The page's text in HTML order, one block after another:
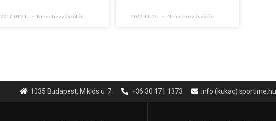
2017.04.21. Nincs hozzászólás 2022.11.07. Nincs hozzászólás
1035 Budapest, Miklós u. 7. +36 30 471 1373 info (kukac) sportime.hu